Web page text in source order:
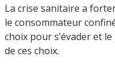
La crise sanitaire a
le consommateur
choix pour s’évader et
de ces choix.